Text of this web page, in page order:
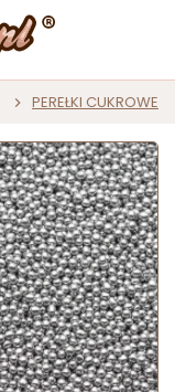
PEREŁKI CUKROWE